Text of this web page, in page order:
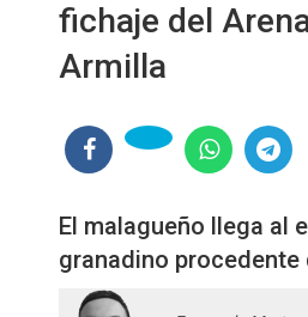
fichaje del
Armilla
El malagueño llega al
granadino procedente